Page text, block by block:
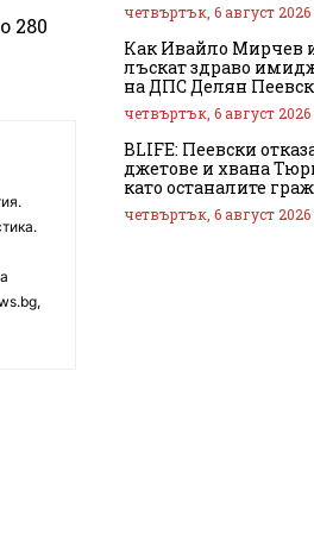
280
четвъртък, 6 август 2026
Как Ивайло Мирчев
лъскат здраво
на ДПС Делян
четвъртък, 6 август 2026
BLIFE: Пеевски
джетове и хвана
като останалите
четвъртък, 6 август 2026